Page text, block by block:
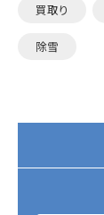
買取り
除雪